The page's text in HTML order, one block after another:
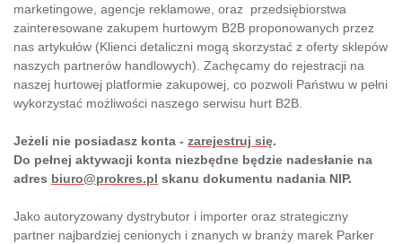
marketingowe, agencje reklamowe, oraz przedsiębiorstwa
zainteresowane zakupem hurtowym B2B proponowanych przez
nas artykułów (Klienci detaliczni mogą skorzystać z oferty sklepów
naszych partnerów handlowych). Zachęcamy do rejestracji na
naszej hurtowej platformie zakupowej, co pozwoli Państwu w pełni
wykorzystać możliwości naszego serwisu hurt B2B.
Jeżeli nie posiadasz konta - zarejestruj się.
Do pełnej aktywacji konta niezbędne będzie nadesłanie na
adres biuro@prokres.pl skanu dokumentu nadania NIP.
Jako autoryzowany dystrybutor i importer oraz strategiczny
partner najbardziej cenionych i znanych w branży marek Parker